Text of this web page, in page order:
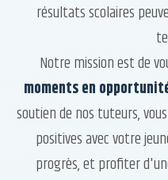
résultats scolaires
Notre mission est de
moments en
soutien de nos tuteurs,
positives avec votre
progrès, et profiter